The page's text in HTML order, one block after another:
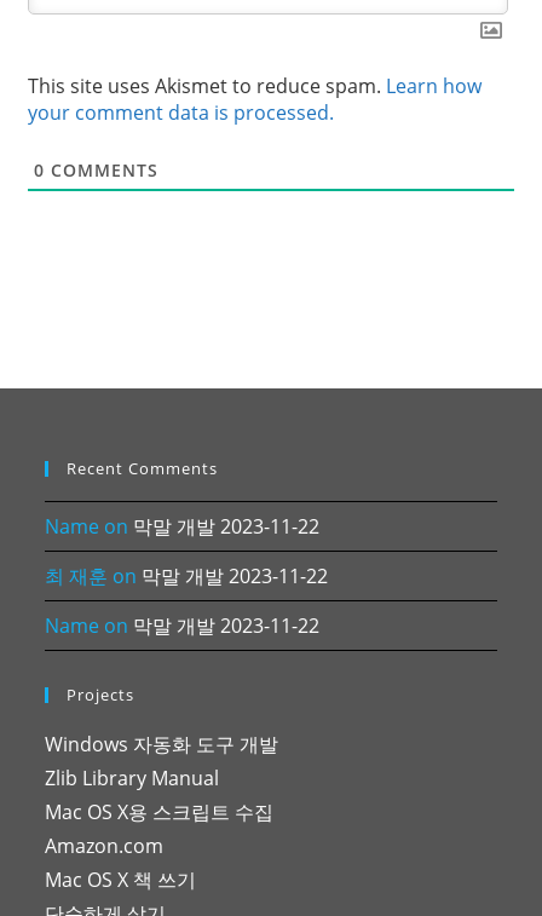
This site uses Akismet to reduce spam. Learn how
your comment data is processed.
0 COMMENTS
Recent Comments
Name on 막말 개발 2023-11-22
최 재훈 on 막말 개발 2023-11-22
Name on 막말 개발 2023-11-22
Projects
Windows 자동화 도구 개발
Zlib Library Manual
Mac OS X용 스크립트 수집
Amazon.com
Mac OS X 책 쓰기